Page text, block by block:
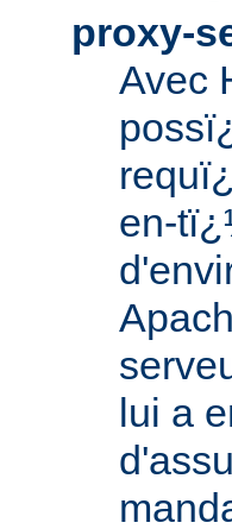
proxy-
Avec
en-
lui a